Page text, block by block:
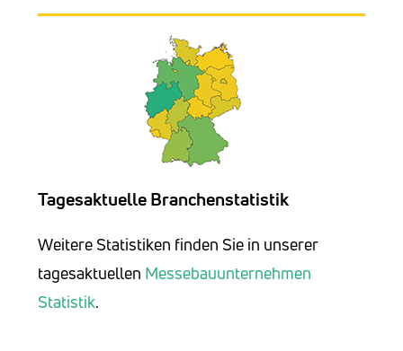
Tagesaktuelle Branchenstatistik
Weitere Statistiken finden Sie in unserer
tagesaktuellen Messebauunternehmen
Statistik.